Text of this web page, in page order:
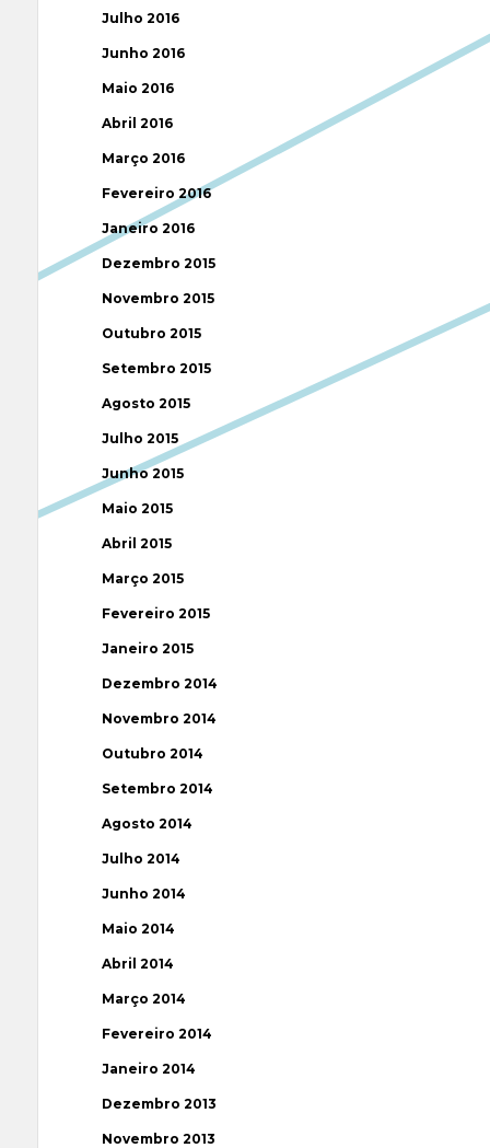
Julho 2016
Junho 2016
Maio 2016
Abril 2016
Março 2016
Fevereiro 2016
Janeiro 2016
Dezembro 2015
Novembro 2015
Outubro 2015
Setembro 2015
Agosto 2015
Julho 2015
Junho 2015
Maio 2015
Abril 2015
Março 2015
Fevereiro 2015
Janeiro 2015
Dezembro 2014
Novembro 2014
Outubro 2014
Setembro 2014
Agosto 2014
Julho 2014
Junho 2014
Maio 2014
Abril 2014
Março 2014
Fevereiro 2014
Janeiro 2014
Dezembro 2013
Novembro 2013